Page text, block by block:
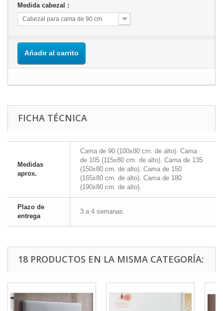
Medida cabezal :
Cabezal para cama de 90 cm.
Añadir al carrito
FICHA TÉCNICA
Medidas
aprox.
Cama de 90 (100x80 cm. de alto). Cama
de 105 (115x80 cm. de alto). Cama de 135
(150x80 cm. de alto). Cama de 150
(165x80 cm. de alto). Cama de 180
(190x80 cm. de alto).
Plazo de
entrega
3 a 4 semanas.
18 PRODUCTOS EN LA MISMA CATEGORÍA: